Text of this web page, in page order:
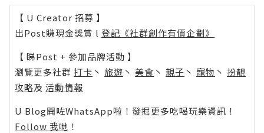
【 U Creator 招募 】
出Post賺現金獎賞 l 登記《社群創作有價企劃》
【 睇Post + 參加品牌活動 】
瀏覽更多社群 打卡 丶 旅遊 丶 美食 丶 親子 丶 寵物 丶 扮靚
攻略及 活動情報
U Blog開咗WhatsApp啦！發掘更多吃喝玩樂資訊！
Follow 我哋 ！